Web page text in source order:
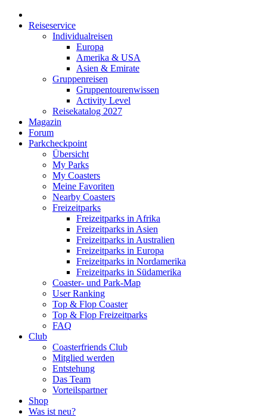
Reiseservice
Individualreisen
Europa
Amerika & USA
Asien & Emirate
Gruppenreisen
Gruppentourenwissen
Activity Level
Reisekatalog 2027
Magazin
Forum
Parkcheckpoint
Übersicht
My Parks
My Coasters
Meine Favoriten
Nearby Coasters
Freizeitparks
Freizeitparks in Afrika
Freizeitparks in Asien
Freizeitparks in Australien
Freizeitparks in Europa
Freizeitparks in Nordamerika
Freizeitparks in Südamerika
Coaster- und Park-Map
User Ranking
Top & Flop Coaster
Top & Flop Freizeitparks
FAQ
Club
Coasterfriends Club
Mitglied werden
Entstehung
Das Team
Vorteilspartner
Shop
Was ist neu?